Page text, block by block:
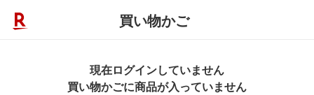
買い物かご
現在ログインしていません
買い物かごに商品が入っていません